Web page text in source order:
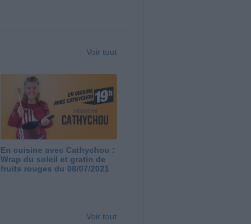
Voir tout
En cuisine avec Cathychou :
Wrap du soleil et gratin de
fruits rouges du 08/07/2021
Voir tout